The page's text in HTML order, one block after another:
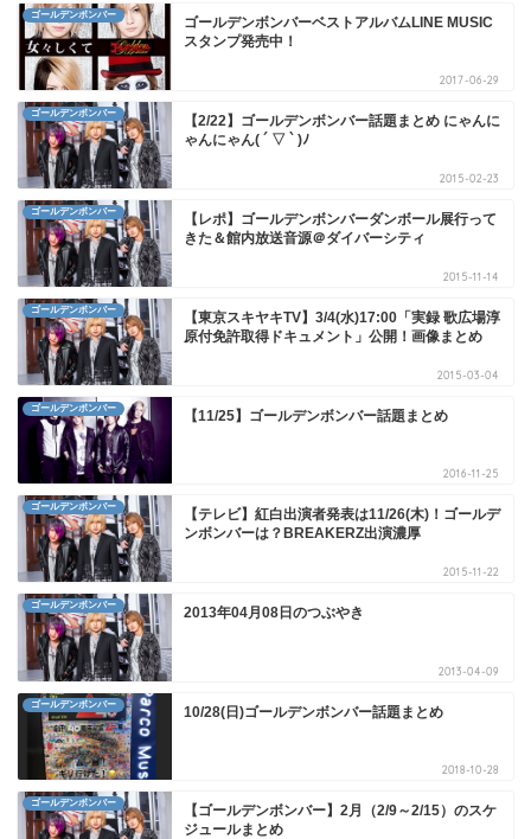
ゴールデンボンバー
ゴールデンボンバーベストアルバムLINE MUSIC
スタンプ発売中！
2017-06-29
ゴールデンボンバー
【2/22】ゴールデンボンバー話題まとめ にゃんに
ゃんにゃん( ´ ▽ ` )ﾉ
2015-02-23
ゴールデンボンバー
【レポ】ゴールデンボンバーダンボール展行って
きた＆館内放送音源＠ダイバーシティ
2015-11-14
ゴールデンボンバー
【東京スキヤキTV】3/4(水)17:00「実録 歌広場淳
原付免許取得ドキュメント」公開！画像まとめ
2015-03-04
ゴールデンボンバー 【11/25】ゴールデンボンバー話題まとめ
2016-11-25
ゴールデンボンバー
【テレビ】紅白出演者発表は11/26(木)！ゴールデ
ンボンバーは？BREAKERZ出演濃厚
2015-11-22
ゴールデンボンバー 2013年04月08日のつぶやき
2013-04-09
ゴールデンボンバー 10/28(日)ゴールデンボンバー話題まとめ
2018-10-28
ゴールデンボンバー
【ゴールデンボンバー】2月（2/9～2/15）のスケ
ジュールまとめ